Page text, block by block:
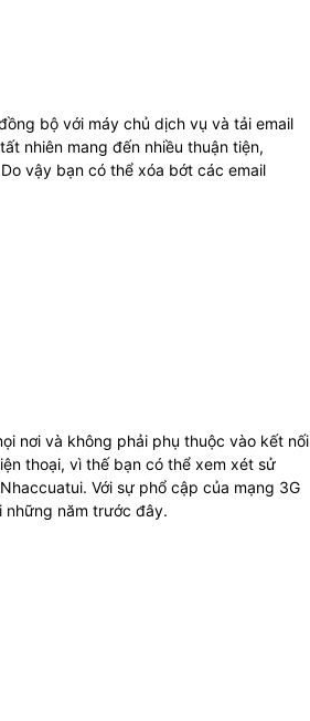
bộ với máy chủ dịch vụ và tải email
nhiên mang đến nhiều thuận tiện,
vậy bạn có thể xóa bớt các email
nơi và không phải phụ thuộc vào kết nối
thoại, vì thế bạn có thể xem xét sử
Với sự phổ cập của mạng 3G
những năm trước đây.